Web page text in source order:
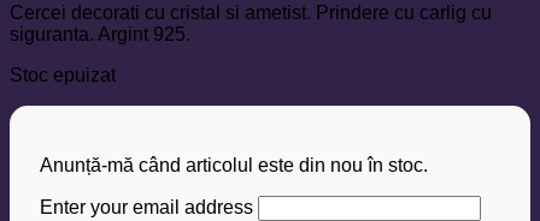
Cercei decorati cu cristal si ametist. Prindere cu carlig cu
siguranta. Argint 925.
Stoc epuizat
Anunță-mă când articolul este din nou în stoc.
Enter your email address